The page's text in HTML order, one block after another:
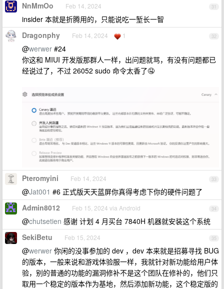
31
NnMmOo Feb 14, 2024
insider 本就是折腾用的，只能说吃一堑长一智
32
Dragonphy Feb 14, 2024 1
@werwer #24
你这和 MIUI 开发版那群人一样，出问题就骂，有没有问题都已
经说过了，不过 26052 sudo 命令太香了🤤
33
Pteromyini Feb 14, 2024
@Jat001 #6 正式版天天蓝屏你真得考虑下你的硬件问题了
34
Admin8012 Feb 15, 2024 via Android
@chutsetien 感谢 计划 4 月买台 7840H 机器就安装这个系统
35
SekiBetu Feb 15, 2024
@werwer 你闲的没事参加的 dev ，dev 本来就是招募寻找 BUG
的版本，一般来说和游戏体验服一样，我就针对新功能给用户体
验，别的普通的功能的漏洞修补不是这个团队在修补的，他们只
取用一个稳定的版本作为基地，然后添加新功能，这个稳定版的